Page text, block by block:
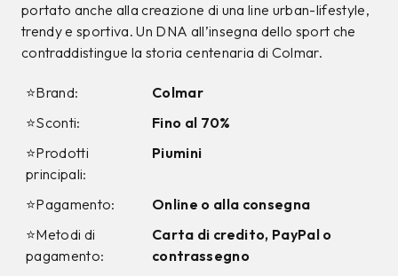
portato anche alla creazione di una line urban-lifestyle,
trendy e sportiva. Un DNA all’insegna dello sport che
contraddistingue la storia centenaria di Colmar.
⭐Brand:
Colmar
⭐Sconti:
Fino al 70%
⭐Prodotti
principali:
Piumini
⭐Pagamento:
Online o alla consegna
⭐Metodi di
pagamento:
Carta di credito, PayPal o
contrassegno